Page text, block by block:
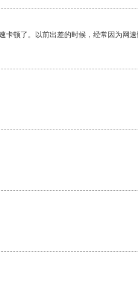
顿了。以前出差的时候，经常因为网